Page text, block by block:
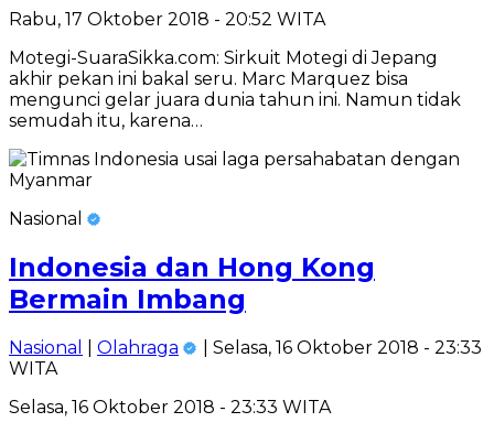
Rabu, 17 Oktober 2018 - 20:52 WITA
Motegi-SuaraSikka.com: Sirkuit Motegi di Jepang
akhir pekan ini bakal seru. Marc Marquez bisa
mengunci gelar juara dunia tahun ini. Namun tidak
semudah itu, karena…
Nasional
Indonesia dan Hong Kong
Bermain Imbang
Nasional Olahraga
| Selasa, 16 Oktober 2018 - 23:33
WITA
Selasa, 16 Oktober 2018 - 23:33 WITA